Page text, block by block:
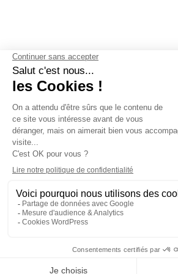
Contactez-nous-Mentions légales-
confidentialité-Gestion des cookies
Cedex 06